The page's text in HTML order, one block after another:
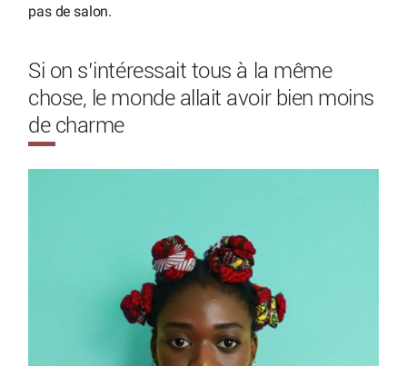
pas de salon.
Si on s’intéressait tous à la même
chose, le monde allait avoir bien moins
de charme